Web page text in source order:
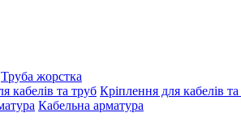
Труба жорстка
Кріплення для кабелів
Кабельна арматура